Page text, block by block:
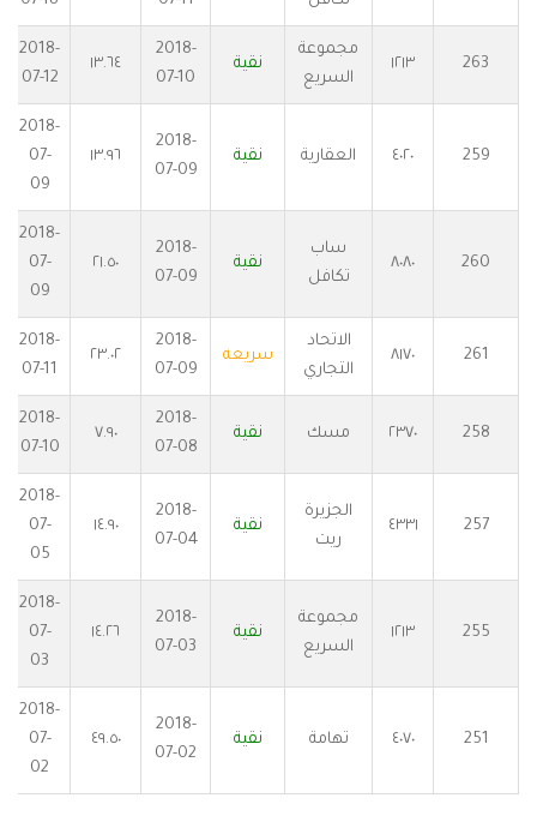
263 ١٢١٣
مجموعة
السريع
نقية
2018-
07-10
١٣.٦٤
2018-
07-12
259 ٤٠٢٠ العقارية نقية
2018-
07-09
١٣.٩٦
2018-
07-
09
260 ٨٠٨٠
ساب
تكافل
نقية
2018-
07-09
٢١.٥٠
2018-
07-
09
261 ٨١٧٠
الاتحاد
التجاري
سريعه
2018-
07-09
٢٣.٠٢
2018-
07-11
258 ٢٣٧٠ مسك نقية
2018-
07-08
٧.٩٠
2018-
07-10
257 ٤٣٣١
الجزيرة
ريت
نقية
2018-
07-04
١٤.٩٠
2018-
07-
05
255 ١٢١٣
مجموعة
السريع
نقية
2018-
07-03
١٤.٢٦
2018-
07-
03
251 ٤٠٧٠ تهامة نقية
2018-
07-02
٤٩.٥٠
2018-
07-
02